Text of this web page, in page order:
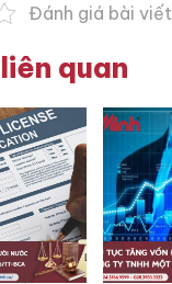
Đánh giá bài viết
quan